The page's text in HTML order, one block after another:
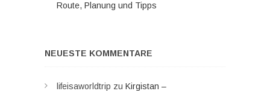
Route, Planung und Tipps
NEUESTE KOMMENTARE
lifeisaworldtrip zu Kirgistan –